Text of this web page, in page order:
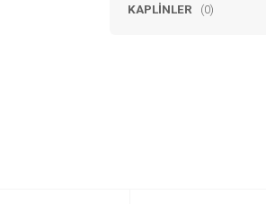
KAPLINLER (0)